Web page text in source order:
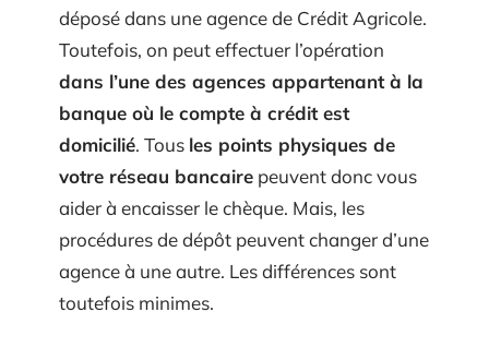
déposé dans une agence de Crédit Agricole.
Toutefois, on peut effectuer l’opération
dans l’une des agences appartenant à la
banque où le compte à crédit est
domicilié. Tous les points physiques de
votre réseau bancaire peuvent donc vous
aider à encaisser le chèque. Mais, les
procédures de dépôt peuvent changer d’une
agence à une autre. Les différences sont
toutefois minimes.